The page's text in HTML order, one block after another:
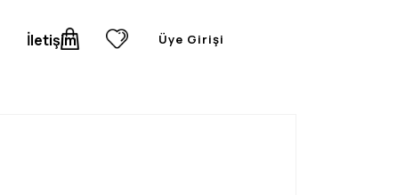
İletişim Üye Girişi